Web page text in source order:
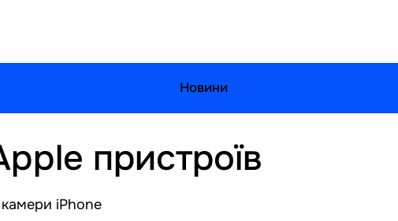
Новини
пристроїв
iPhone